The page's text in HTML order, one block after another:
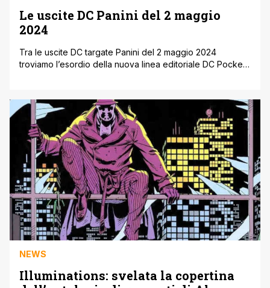
Le uscite DC Panini del 2 maggio
2024
Tra le uscite DC targate Panini del 2 maggio 2024
troviamo l’esordio della nuova linea editoriale DC Pocket
fondamentali della storia DC come Watchmen, Batman:
The Killing Joke, Kingdom Come, Batman Anno Uno (che
torna disponibile anche in [']
NEWS
Illuminations: svelata la copertina